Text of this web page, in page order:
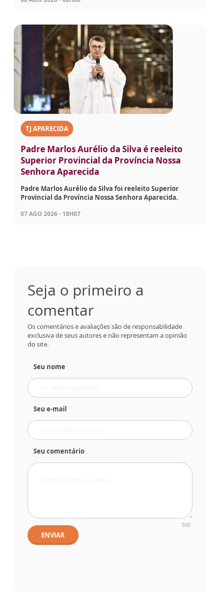
TJ APARECIDA
Padre Marlos Aurélio da Silva é reeleito
Superior Provincial da Província Nossa
Senhora Aparecida
Padre Marlos Aurélio da Silva foi reeleito Superior
Provincial da Província Nossa Senhora Aparecida.
07 AGO 2026 - 18H07
Seja o primeiro a
comentar
Os comentários e avaliações são de responsabilidade
exclusiva de seus autores e não representam a opinião
do site.
Seu nome
Seu e-mail
Seu comentário
500
ENVIAR